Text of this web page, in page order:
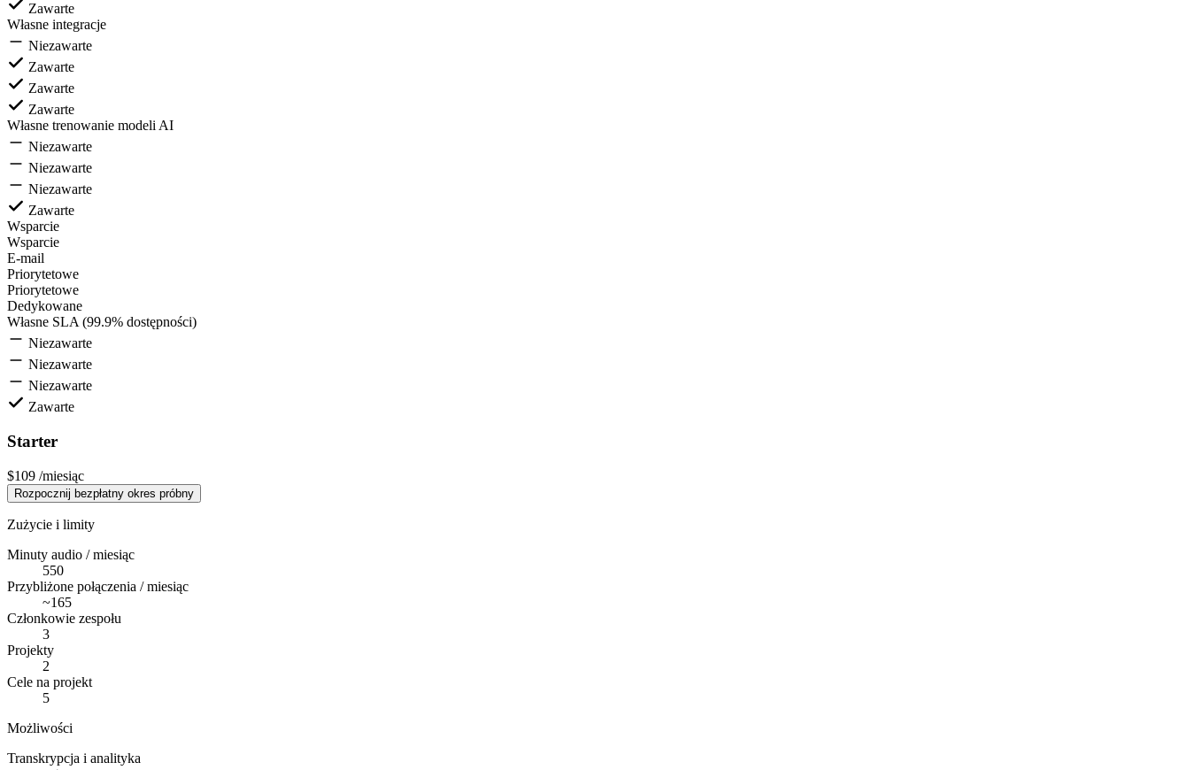
Zawarte
Własne integracje
Niezawarte
Zawarte
Zawarte
Zawarte
Własne trenowanie modeli AI
Niezawarte
Niezawarte
Niezawarte
Zawarte
Wsparcie
Wsparcie
E-mail
Priorytetowe
Priorytetowe
Dedykowane
Własne SLA (99.9% dostępności)
Niezawarte
Niezawarte
Niezawarte
Zawarte
Starter
$109 /miesiąc
Rozpocznij bezpłatny okres próbny
Zużycie i limity
Minuty audio / miesiąc
550
Przybliżone połączenia / miesiąc
~165
Członkowie zespołu
3
Projekty
2
Cele na projekt
5
Możliwości
Transkrypcja i analityka